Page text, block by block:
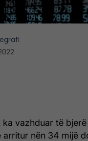
ka vazhduar të
arritur nën 34 mijë